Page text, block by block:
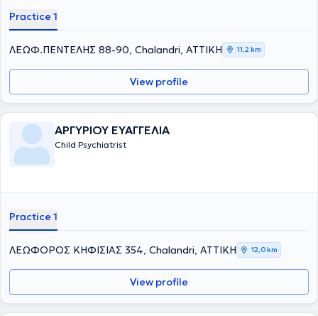
Practice 1
ΛΕΩΦ.ΠΕΝΤΕΛΗΣ 88-90, Chalandri, ΑΤΤΙΚΗ 11,2 km
View profile
ΑΡΓΥΡΙΟΥ ΕΥΑΓΓΕΛΙΑ
Child Psychiatrist
Practice 1
ΛΕΩΦΟΡΟΣ ΚΗΦΙΣΙΑΣ 354, Chalandri, ΑΤΤΙΚΗ 12,0 km
View profile